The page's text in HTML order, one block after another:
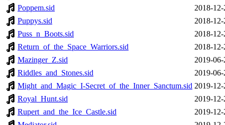
Poppem.sid
2018-
Puppys.sid
2018-
Puss_n_Boots.sid
2018-
Return_of_the_Space_Warriors.sid
2018-
Mazinger_Z.sid
2019-
Riddles_and_Stones.sid
2019-
Might_and_Magic_I-Secret_of_the_Inner_Sanctum.sid 2019-
Royal_Hunt.sid
2019-
Rupert_and_the_Ice_Castle.sid
2019-